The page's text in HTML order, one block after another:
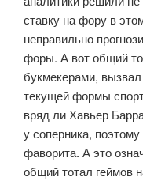
ставку на фору в
неправильно
форы. А вот общий
букмекерами,
текущей формы
вряд ли Хавьер
у соперника,
фаворита. А это
общий тотал геймов